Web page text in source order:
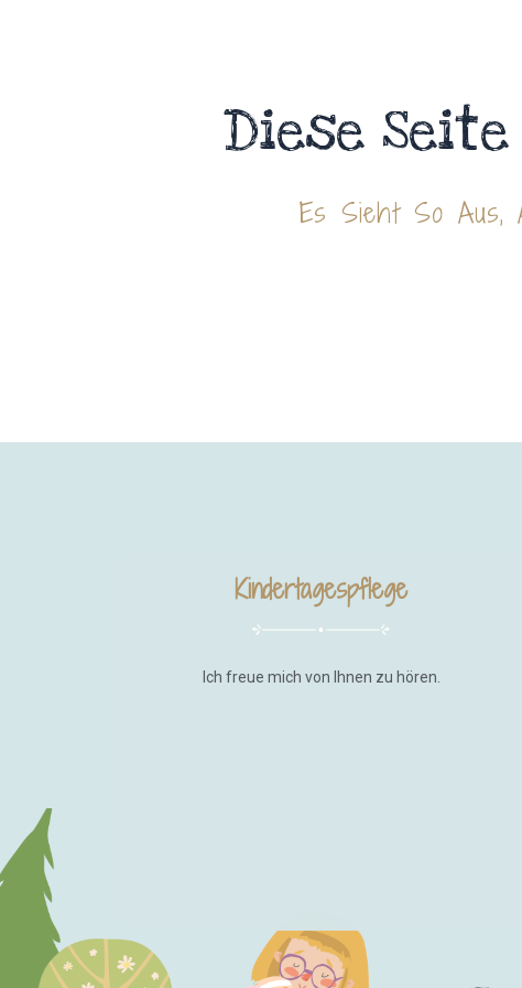
Diese
Es Sieht So Aus,
Kindertagespflege
Ich freue mich von Ihnen zu hören.